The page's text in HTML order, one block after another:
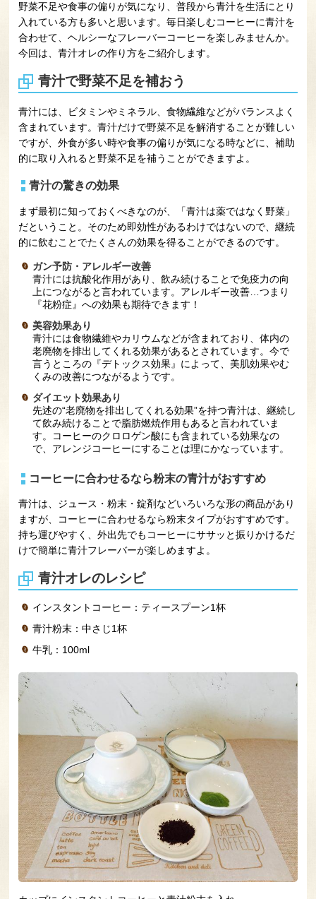
野菜不足や食事の偏りが気になり、普段から青汁を生活にとり
入れている方も多いと思います。毎日楽しむコーヒーに青汁を
合わせて、ヘルシーなフレーバーコーヒーを楽しみませんか。
今回は、青汁オレの作り方をご紹介します。
青汁で野菜不足を補おう
青汁には、ビタミンやミネラル、食物繊維などがバランスよく
含まれています。青汁だけで野菜不足を解消することが難しい
ですが、外食が多い時や食事の偏りが気になる時などに、補助
的に取り入れると野菜不足を補うことができますよ。
青汁の驚きの効果
まず最初に知っておくべきなのが、「青汁は薬ではなく野菜」
だということ。そのため即効性があるわけではないので、継続
的に飲むことでたくさんの効果を得ることができるのです。
ガン予防・アレルギー改善
青汁には抗酸化作用があり、飲み続けることで免疫力の向
上につながると言われています。アレルギー改善…つまり
『花粉症』への効果も期待できます！
美容効果あり
青汁には食物繊維やカリウムなどが含まれており、体内の
老廃物を排出してくれる効果があるとされています。今で
言うところの『デトックス効果』によって、美肌効果やむ
くみの改善につながるようです。
ダイエット効果あり
先述の“老廃物を排出してくれる効果”を持つ青汁は、継続し
て飲み続けることで脂肪燃焼作用もあると言われていま
す。コーヒーのクロロゲン酸にも含まれている効果なの
で、アレンジコーヒーにすることは理にかなっています。
コーヒーに合わせるなら粉末の青汁がおすすめ
青汁は、ジュース・粉末・錠剤などいろいろな形の商品があり
ますが、コーヒーに合わせるなら粉末タイプがおすすめです。
持ち運びやすく、外出先でもコーヒーにササッと振りかけるだ
けで簡単に青汁フレーバーが楽しめますよ。
青汁オレのレシピ
インスタントコーヒー：ティースプーン1杯
青汁粉末：中さじ1杯
牛乳：100ml